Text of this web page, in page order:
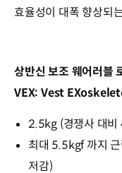
효율성이 대폭 향상되
상반신 보조 웨어러블
VEX: Vest
2.5kg (경쟁사 대
최대 5.5kgf 까지
저감)